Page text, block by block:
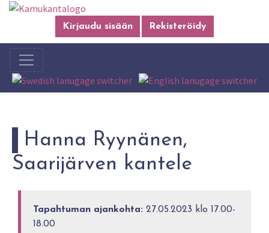
Kirjaudu sisään Rekisteröidy
Hanna Ryynänen,
Saarijärven kantele
Tapahtuman ajankohta: 27.05.2023 klo 17.00-
18.00